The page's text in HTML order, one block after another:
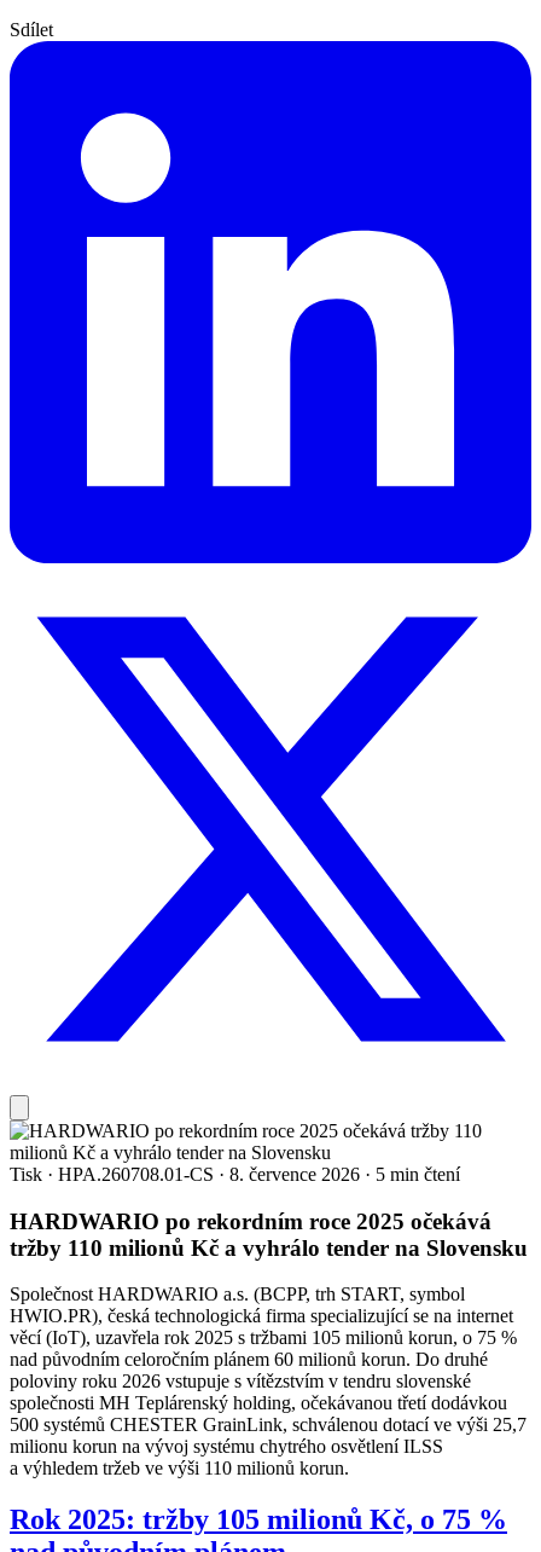
Sdílet
Tisk · HPA.260708.01-CS · 8. července 2026 · 5 min čtení
HARDWARIO po rekordním roce 2025 očekává
tržby 110 milionů Kč a vyhrálo tender na Slovensku
Společnost HARDWARIO a.s. (BCPP, trh START, symbol
HWIO.PR), česká technologická firma specializující se na internet
věcí (IoT), uzavřela rok 2025 s tržbami 105 milionů korun, o 75 %
nad původním celoročním plánem 60 milionů korun. Do druhé
poloviny roku 2026 vstupuje s vítězstvím v tendru slovenské
společnosti MH Teplárenský holding, očekávanou třetí dodávkou
500 systémů CHESTER GrainLink, schválenou dotací ve výši 25,7
milionu korun na vývoj systému chytrého osvětlení ILSS
a výhledem tržeb ve výši 110 milionů korun.
Rok 2025: tržby 105 milionů Kč, o 75 %